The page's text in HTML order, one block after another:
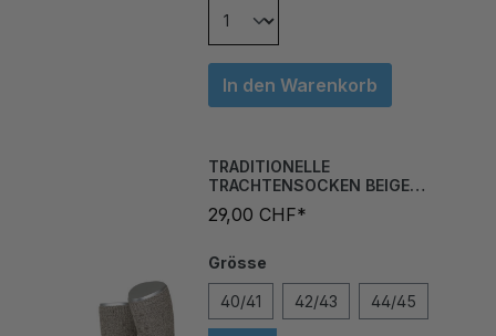
In den Warenkorb
TRACHTENSOCKEN BEIGE
BRAUNMELIERT
29,00 CHF*
46/47